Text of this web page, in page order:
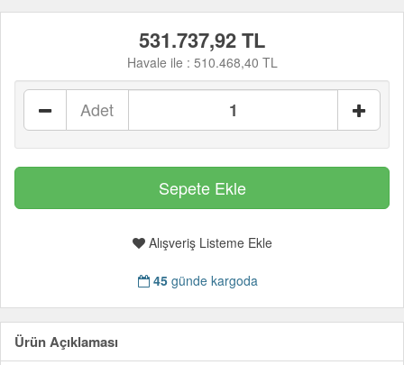
531.737,92 TL
Havale ile : 510.468,40 TL
Adet
Alışveriş Listeme Ekle
45günde kargoda
Ürün Açıklaması